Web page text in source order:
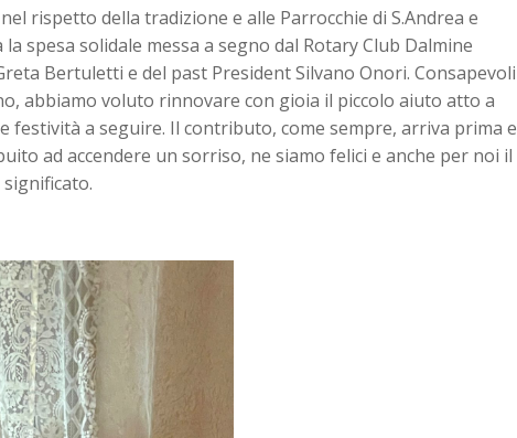
rispetto della tradizione e alle Parrocchie di S.Andrea e
spesa solidale messa a segno dal Rotary Club Dalmine
Bertuletti e del past President Silvano Onori. Consapevoli
abbiamo voluto rinnovare con gioia il piccolo aiuto atto a
festività a seguire. Il contributo, come sempre, arriva prima e
ad accendere un sorriso, ne siamo felici e anche per noi il